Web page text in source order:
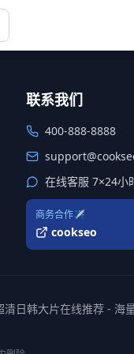
联系我们
400-888-8888
在线客服 7×24小
商务合作✈️
cookseo
清日韩大片在线推荐 - 海